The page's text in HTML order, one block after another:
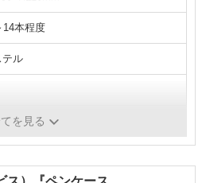
14本程度
テル
を見る